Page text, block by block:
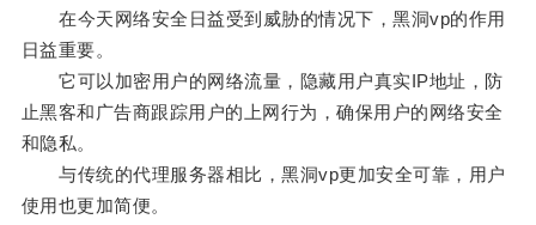
在今天网络安全日益受到威胁的情况下，黑洞vp的作用
日益重要。
它可以加密用户的网络流量，隐藏用户真实IP地址，防
止黑客和广告商跟踪用户的上网行为，确保用户的网络安全
和隐私。
与传统的代理服务器相比，黑洞vp更加安全可靠，用户
使用也更加简便。